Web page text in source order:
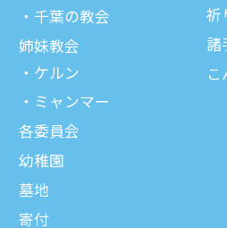
千葉の教会
姉妹教会
ケルン
ミャンマー
各委員会
幼稚園
墓地
寄付
祈
諸